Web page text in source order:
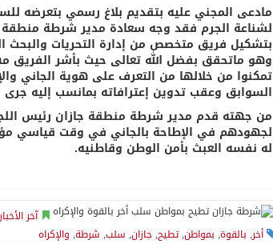
مادعى المجني عليه بتقديم بلاغ رسمي بتعرضه
لشناعة الجرم فقد وجه سعادة مدير شرطة منطقة
بتشكيل فريق متخصص من إدارة التحريات والبحث
وهو ماتحقق بفضل الله تعالى حيث بأشر الفريق
تمكنوا من خلالها من التعرف على هوية الجاني
السوابق وعقب تدوين إعترافاته بمانسب إليه جرى
من جهته قدم مدير شرطة منطقة جازان رئيس اللجنة
لجهودهم في الإطاحة بالجاني في وقت قياسي
له نفسه العبث بأمن الوطن وقاطنيه.
آخر الأخبار
أخر, بالقوة, بمواطن,تطيح, جازان, سلب, شرطة, والإكراه